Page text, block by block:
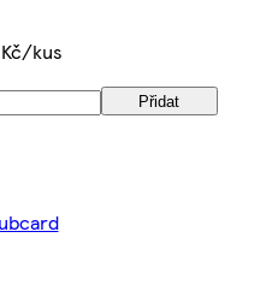
kus
Přidat